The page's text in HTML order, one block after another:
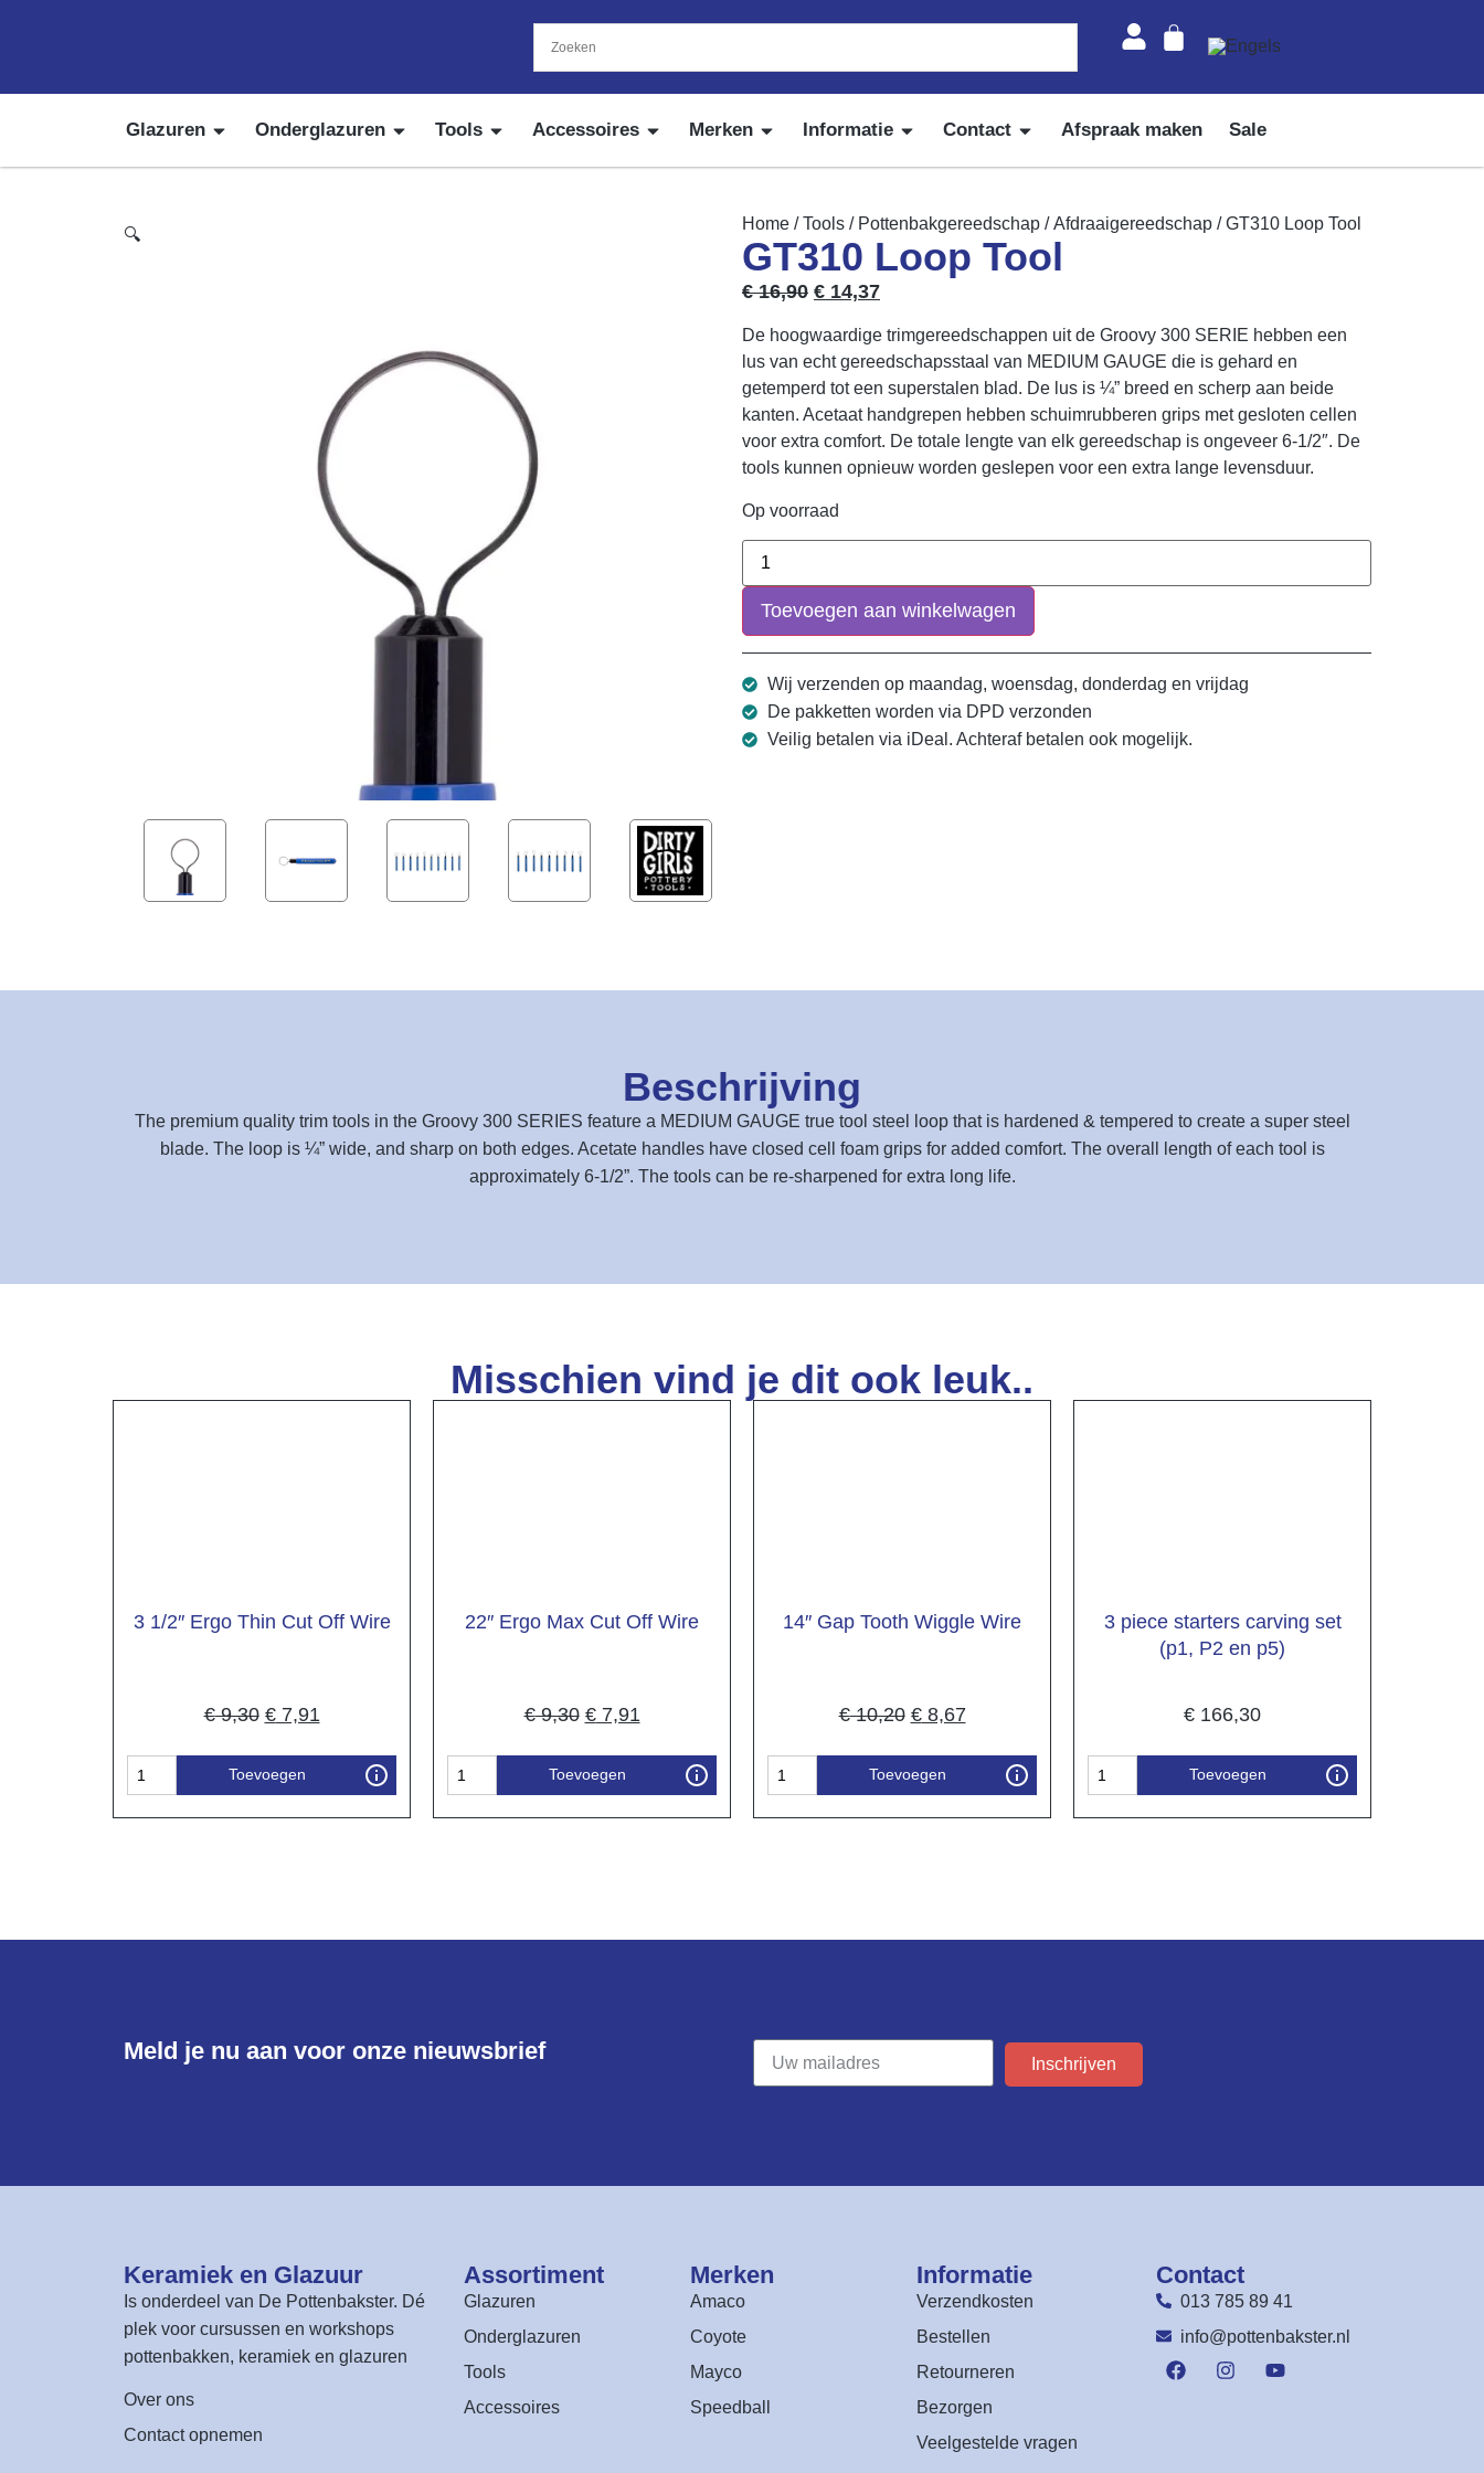
Glazuren Onderglazuren Tools Accessoires Merken Informatie Contact Afspraak maken Sale
🔍
Home /Tools / Pottenbakgereedschap /Afdraaigereedschap / GT310 Loop Tool
GT310 Loop Tool
€16,90 € 14,37
De hoogwaardige trimgereedschappen uit de Groovy 300 SERIE hebben een
lus van echt gereedschapsstaal van MEDIUM GAUGE die is gehard en
getemperd tot een superstalen blad. De lus is ¼” breed en scherp aan beide
kanten. Acetaat handgrepen hebben schuimrubberen grips met gesloten cellen
voor extra comfort. De totale lengte van elk gereedschap is ongeveer 6-1/2″. De
tools kunnen opnieuw worden geslepen voor een extra lange levensduur.
Op voorraad
Toevoegen aan winkelwagen
Wij verzenden op maandag, woensdag, donderdag en vrijdag
De pakketten worden via DPD verzonden
Veilig betalen via iDeal. Achteraf betalen ook mogelijk.
Beschrijving
The premium quality trim tools in the Groovy 300 SERIES feature a MEDIUM GAUGE true tool steel loop that is hardened & tempered to create a super steel
blade. The loop is ¼” wide, and sharp on both edges. Acetate handles have closed cell foam grips for added comfort. The overall length of each tool is
approximately 6-1/2”. The tools can be re-sharpened for extra long life.
Misschien vind je dit ook leuk..
3 1/2″ Ergo Thin Cut Off Wire
€9,30 €7,91
Toevoegen
22″ Ergo Max Cut Off Wire
€9,30 €7,91
Toevoegen
14″ Gap Tooth Wiggle Wire
€10,20 €8,67
Toevoegen
3 piece starters carving set
(p1, P2 en p5)
€ 166,30
Toevoegen
Meld je nu aan voor onze nieuwsbrief​ Inschrijven
Keramiek en Glazuur​
Is onderdeel van De Pottenbakster. Dé
plek voor cursussen en workshops
pottenbakken, keramiek en glazuren
Over ons
Contact opnemen
Assortiment​
Glazuren
Onderglazuren
Tools
Accessoires
Merken
Amaco
Coyote
Mayco
Speedball
Informatie
Verzendkosten
Bestellen
Retourneren
Bezorgen
Veelgestelde vragen
Contact
013 785 89 41
info@pottenbakster.nl